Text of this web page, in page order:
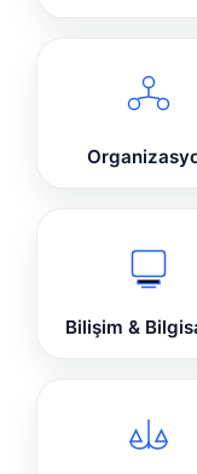
Bilişim &